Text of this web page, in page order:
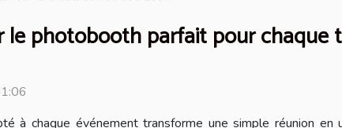
le photobooth parfait pour chaque
à chaque événement transforme une simple réunion en